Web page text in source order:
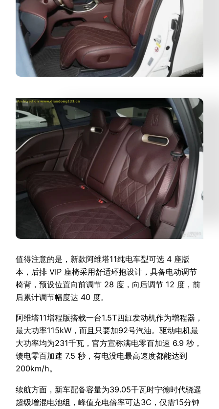
值得注意的是，新款阿维塔11纯电车型可选 4 座版
本，后排 VIP 座椅采用舒适环抱设计，具备电动调节
椅背，预设位置向前调节 28 度，向后调节 12 度，前
后累计调节幅度达 40 度。
阿维塔11增程版搭载一台1.5T四缸发动机作为增程器，
最大功率115kW，而且只要加92号汽油。驱动电机最
大功率均为231千瓦，官方宣称满电零百加速 6.9 秒，
馈电零百加速 7.5 秒，有电没电最高速度都能达到
200km/h。
续航方面，新车配备容量为39.05千瓦时宁德时代骁遥
超级增混电池组，峰值充电倍率可达3C，仅需15分钟